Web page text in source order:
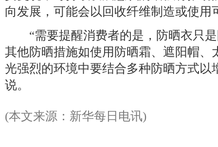
向发展，可能会以回收纤维制造或使用
“需要提醒消费者的是，防晒衣只是
其他防晒措施如使用防晒霜、遮阳帽、
光强烈的环境中要结合多种防晒方式以
说。
(本文来源：新华每日电讯)